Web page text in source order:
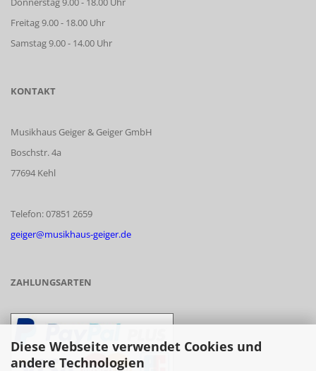
Diese Webseite verwendet Cookies und
andere Technologien
Freitag 9.00 - 18.00 Uhr
Samstag 9.00 - 14.00 Uhr
KONTAKT
Musikhaus Geiger & Geiger GmbH
Boschstr. 4a
77694 Kehl
Telefon: 07851 2659
geiger@musikhaus-geiger.de
ZAHLUNGSARTEN